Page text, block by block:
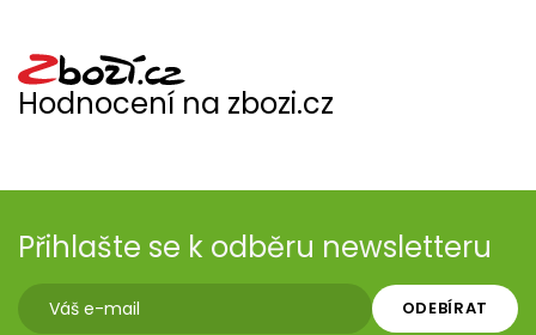
Hodnocení na zbozi.cz
Přihlašte se k odběru newsletteru
ODEBÍRAT